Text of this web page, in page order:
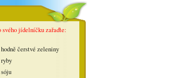
svého jídelníčku zařaďte:
hodně čerstvé zeleniny
ryby
sóju